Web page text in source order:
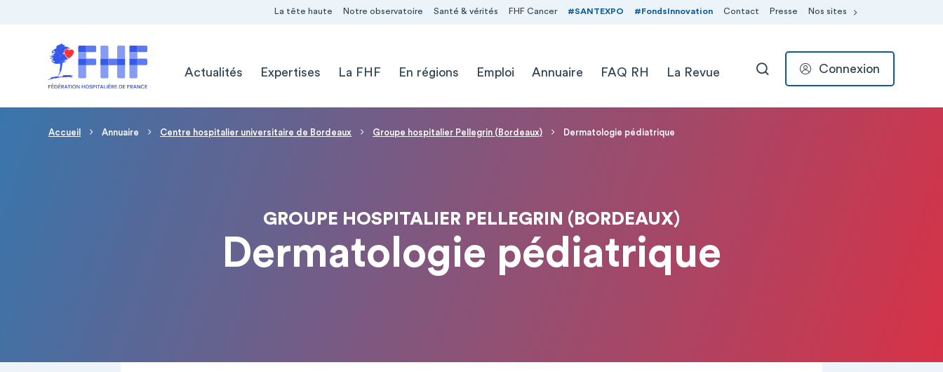
La tête haute Notre observatoire Santé & vérités FHF Cancer #SANTEXPO #FondsInnovation Contact Presse Nos sites
Actualités
Expertises La FHF En régions Emploi Annuaire FAQ RH La Revue RECHERCHER
Connexion
Fil d'Ariane
Accueil Annuaire Centre hospitalier universitaire de Bordeaux Groupe hospitalier Pellegrin (Bordeaux) Dermatologie pédiatrique
GROUPE HOSPITALIER PELLEGRIN (BORDEAUX)
Dermatologie pédiatrique